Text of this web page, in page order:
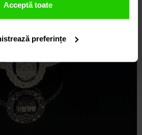
Acceptă toate
preferințe